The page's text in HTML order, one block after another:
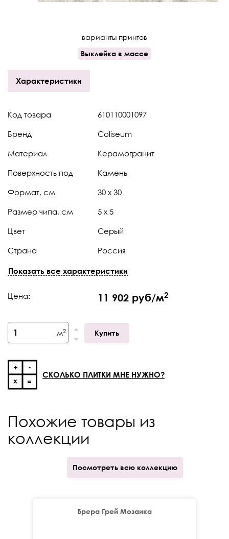
варианты принтов
Выклейка в массе
Характеристики
Код товара 610110001097
Бренд Coliseum
Материал Керамогранит
Поверхность под Камень
Формат, см 30 x 30
Размер чипа, см 5 х 5
Цвет Серый
Страна Россия
Коллекция Brera (Брера)
Толщина
Кратность отпуска
Показать все характеристики
Цена: 11 902 руб/м2
м2 Купить
СКОЛЬКО ПЛИТКИ МНЕ НУЖНО?
Похожие товары из
коллекции
Посмотреть всю коллекцию
Брера Грей Мозаика